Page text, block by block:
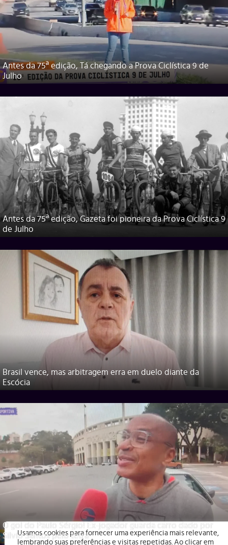
Antes da 75ª edição, Tá chegando a Prova Ciclística 9 de
Julho
Antes da 75ª edição, Gazeta foi pioneira da Prova Ciclística 9
de Julho
Brasil vence, mas arbitragem erra em duelo diante da
Escócia
O gol do Paulo Sérgio! Ex-jogador guarda carro dado por
Silvio Santos pelo tetra
Usamos cookies para fornecer uma experiência mais relevante,
lembrando suas preferências e visitas repetidas. Ao clicar em